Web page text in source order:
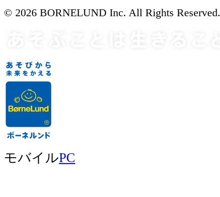
© 2026 BORNELUND Inc. All Rights Reserved.
モバイルPC